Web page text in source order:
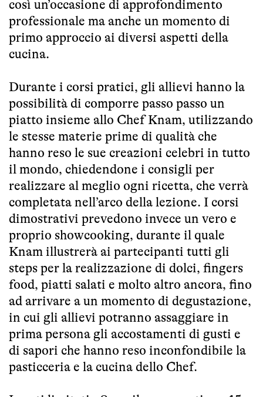
così un’occasione di approfondimento
professionale ma anche un momento di
primo approccio ai diversi aspetti della
cucina.
Durante i corsi pratici, gli allievi hanno la
possibilità di comporre passo passo un
piatto insieme allo Chef Knam, utilizzando
le stesse materie prime di qualità che
hanno reso le sue creazioni celebri in tutto
il mondo, chiedendone i consigli per
realizzare al meglio ogni ricetta, che verrà
completata nell’arco della lezione. I corsi
dimostrativi prevedono invece un vero e
proprio showcooking, durante il quale
Knam illustrerà ai partecipanti tutti gli
steps per la realizzazione di dolci, fingers
food, piatti salati e molto altro ancora, fino
ad arrivare a un momento di degustazione,
in cui gli allievi potranno assaggiare in
prima persona gli accostamenti di gusti e
di sapori che hanno reso inconfondibile la
pasticceria e la cucina dello Chef.